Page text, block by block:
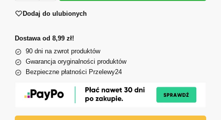
Dodaj do ulubionych
Dostawa od 8,99 zł!
90 dni na zwrot produktów
Gwarancja oryginalności produktów
Bezpieczne płatności Przelewy24